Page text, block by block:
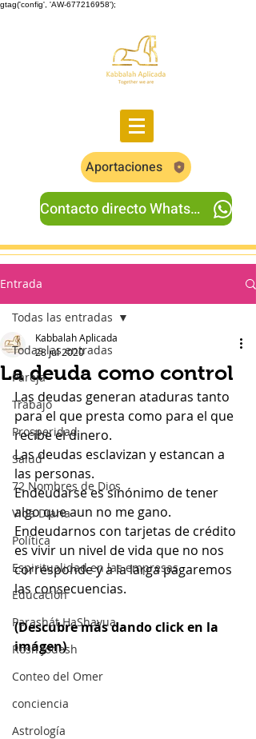
gtag('config', 'AW-677216958');
Aportaciones
Contacto directo Whatsapp
Entrada
Todas las entradas
Pareja
Trabajo
Prosperidad
Salud
72 Nombres de Dios
Vida Diaria
Política
Espiritualidad en las empresas
Educación
Parashát HaShavua
Rosh Jodesh
Conteo del Omer
conciencia
Astrología
Todas las entradas
La deuda como control
Kabbalah Aplicada
28 jul 2020
Las deudas generan ataduras tanto
para el que presta como para el que
recibe el dinero.
Las deudas esclavizan y estancan a
las personas.
Endeudarse es sinónimo de tener
algo que aun no me gano.
Endeudarnos con tarjetas de crédito
es vivir un nivel de vida que no nos
corresponde y a la larga pagaremos
las consecuencias.
(Descubre más dando click en la
imágen)